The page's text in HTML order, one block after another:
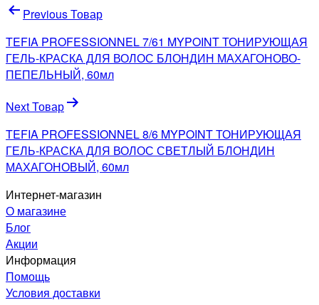
Навигация
по
записям
Previous Товар
TEFIA PROFESSIONNEL 7/61 MYPOINT ТОНИРУЮЩАЯ
ГЕЛЬ-КРАСКА ДЛЯ ВОЛОС БЛОНДИН МАХАГОНОВО-
ПЕПЕЛЬНЫЙ, 60мл
Next Товар
TEFIA PROFESSIONNEL 8/6 MYPOINT ТОНИРУЮЩАЯ
ГЕЛЬ-КРАСКА ДЛЯ ВОЛОС СВЕТЛЫЙ БЛОНДИН
МАХАГОНОВЫЙ, 60мл
Интернет-магазин
О магазине
Блог
Акции
Информация
Помощь
Условия доставки